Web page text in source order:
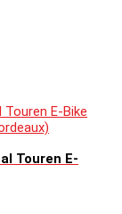
Touren E-